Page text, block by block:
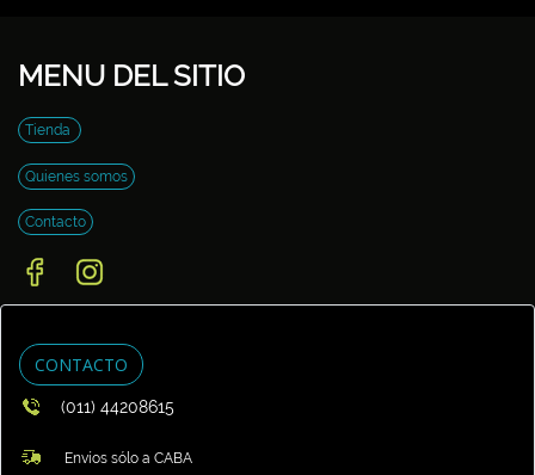
MENU DEL SITIO
Tienda
Quienes somos
Contacto
CONTACTO
(011) 44208615
Envíos sólo a CABA